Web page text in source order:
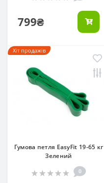
799₴
Хіт продажів
Гумова петля EasyFit 19-65 кг
Зелений
0